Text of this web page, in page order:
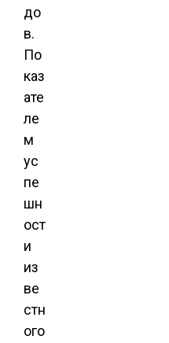
до
в.
По
каз
ате
ле
м
ус
пе
шн
ост
и
из
ве
стн
ого